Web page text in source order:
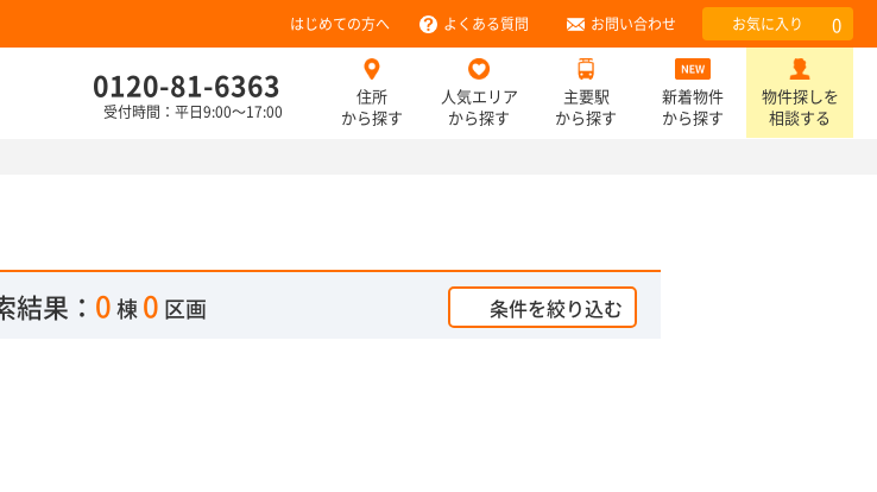
はじめての方へ よくある質問 お問い合わせ お気に入り 0
0120-81-6363
受付時間：平日9:00～17:00
住所
から探す
人気エリア
から探す
主要駅
から探す
新着物件
から探す
物件探しを
相談する
果： 0棟 0 区画 条件を絞り込む